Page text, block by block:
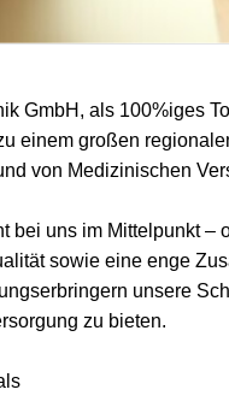
GmbH, als 100%iges
einem großen
von Medizinischen
bei uns im Mittelpunkt
sowie eine enge
unsere
zu bieten.